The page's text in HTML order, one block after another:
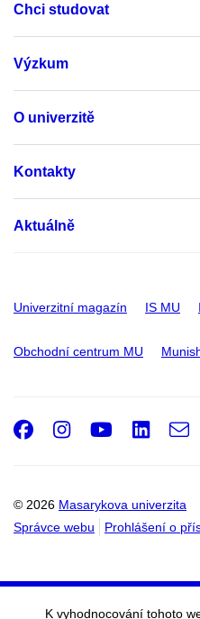
Chci studovat
Výzkum
O univerzitě
Kontakty
Aktuálně
Univerzitní magazín IS MU
Obchodní centrum MU
© 2026 Masarykova univerzita
Správce webu
Prohlášení o
Facebook
Instagram
K vyhodnocování tohoto